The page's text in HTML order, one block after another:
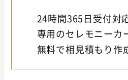
24時間365日受付対
専用のセレモニーカ
無料で相見積もり作